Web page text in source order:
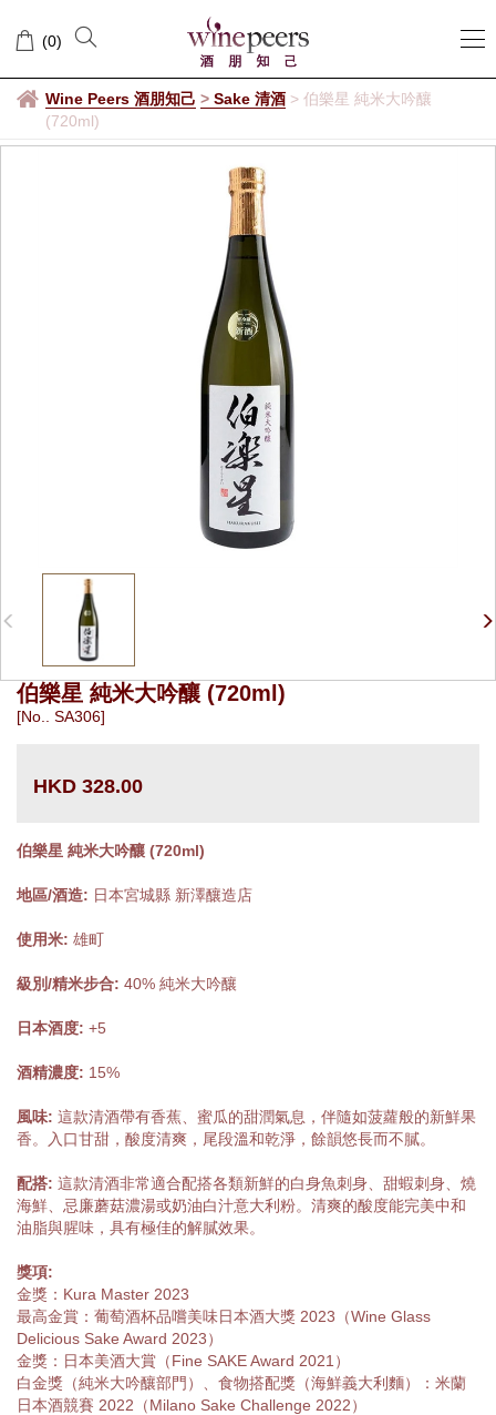
(0)
Wine Peers 酒朋知己 > Sake 清酒 > 伯樂星 純米大吟釀
(720ml)
伯樂星 純米大吟釀 (720ml)
[No.. SA306]
HKD 328.00
伯樂星 純米大吟釀 (720ml)
地區/酒造: 日本宮城縣 新澤釀造店
使用米: 雄町
級別/精米步合: 40% 純米大吟釀
日本酒度: +5
酒精濃度: 15%
風味: 這款清酒帶有香蕉、蜜瓜的甜潤氣息，伴隨如菠蘿般的新鮮果
香。入口甘甜，酸度清爽，尾段溫和乾淨，餘韻悠長而不膩。
配搭: 這款清酒非常適合配搭各類新鮮的白身魚刺身、甜蝦刺身、燒
海鮮、忌廉蘑菇濃湯或奶油白汁意大利粉。清爽的酸度能完美中和
油脂與腥味，具有極佳的解膩效果。
獎項:
金獎：Kura Master 2023
最高金賞：葡萄酒杯品嚐美味日本酒大獎 2023（Wine Glass
Delicious Sake Award 2023）
金獎：日本美酒大賞（Fine SAKE Award 2021）
白金獎（純米大吟釀部門）、食物搭配獎（海鮮義大利麵）：米蘭
日本酒競賽 2022（Milano Sake Challenge 2022）